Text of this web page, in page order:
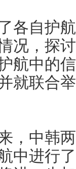
各自护
况，探
航中的
就联合
，中韩
中进行